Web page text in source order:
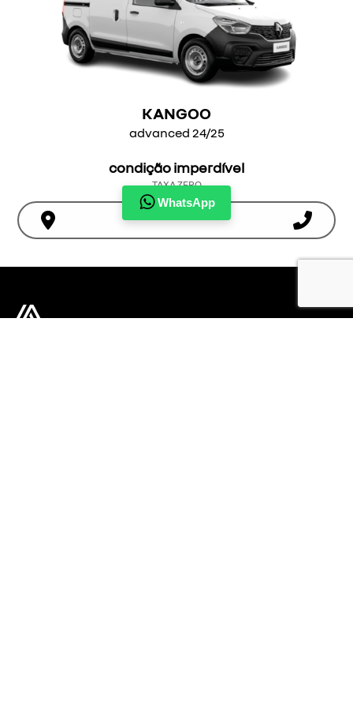
WhatsApp
KANGOO
advanced 24/25
condição imperdível
TAXA ZERO
ver oferta